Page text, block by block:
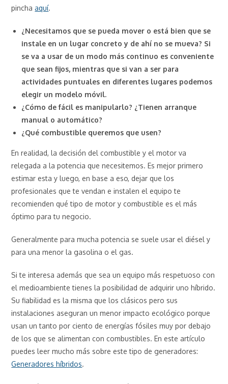
pinchaaquí.
¿Necesitamos que se pueda mover o está bien que se
instale en un lugar concreto y de ahí no se mueva? Si
se va a usar de un modo más continuo es conveniente
que sean fijos, mientras que si van a ser para
actividades puntuales en diferentes lugares podemos
elegir un modelo móvil.
¿Cómo de fácil es manipularlo? ¿Tienen arranque
manual o automático?
¿Qué combustible queremos que usen?
En realidad, la decisión del combustible y el motor va
relegada a la potencia que necesitemos. Es mejor primero
estimar esta y luego, en base a eso, dejar que los
profesionales que te vendan e instalen el equipo te
recomienden qué tipo de motor y combustible es el más
óptimo para tu negocio.
Generalmente para mucha potencia se suele usar el diésel y
para una menor la gasolina o el gas.
Si te interesa además que sea un equipo más respetuoso con
el medioambiente tienes la posibilidad de adquirir uno híbrido.
Su fiabilidad es la misma que los clásicos pero sus
instalaciones aseguran un menor impacto ecológico porque
usan un tanto por ciento de energías fósiles muy por debajo
de los que se alimentan con combustibles. En este artículo
puedes leer mucho más sobre este tipo de generadores:
Generadores híbridos.